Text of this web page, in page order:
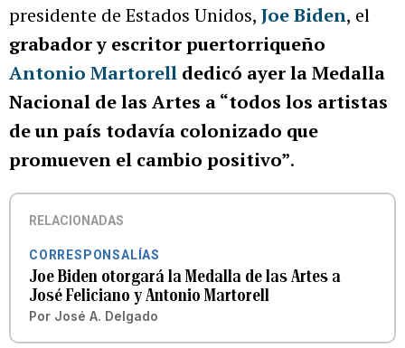
presidente de Estados Unidos, Joe Biden, el
grabador y escritor puertorriqueño
Antonio Martorell dedicó ayer la Medalla
Nacional de las Artes a “todos los artistas
de un país todavía colonizado que
promueven el cambio positivo”.
RELACIONADAS
CORRESPONSALÍAS
Joe Biden otorgará la Medalla de las Artes a
José Feliciano y Antonio Martorell
Por José A. Delgado